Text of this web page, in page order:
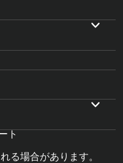
ト
る場合があります。